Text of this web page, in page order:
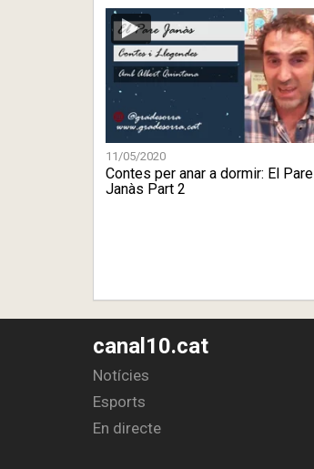
11/05/2020
Contes per anar a dormir: El Pare
Janàs Part 2
canal10.cat
Notícies
Esports
En directe